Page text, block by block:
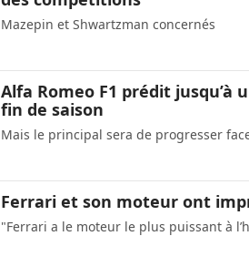
Mazepin et Shwartzman concernés
Alfa Romeo F1 prédit jusqu’à
fin de saison
Mais le principal sera de progresser
Ferrari et son moteur ont
"Ferrari a le moteur le plus puissant à